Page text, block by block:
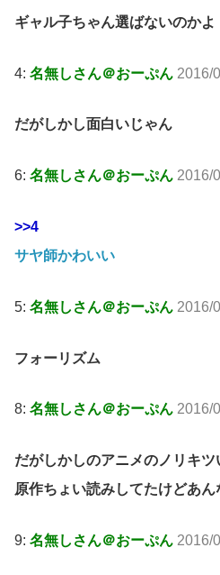
ギャル子ちゃん選ばないのかよ
4: 名無しさん＠おーぷん 2016/
だがしかし面白いじゃん
6: 名無しさん＠おーぷん 2016/
>>4
サヤ師かわいい
5: 名無しさん＠おーぷん 2016/
フォーリズム
8: 名無しさん＠おーぷん 2016/
だがしかしのアニメのノリキツ
原作ちょい読みしてたけどあ
9: 名無しさん＠おーぷん 2016/